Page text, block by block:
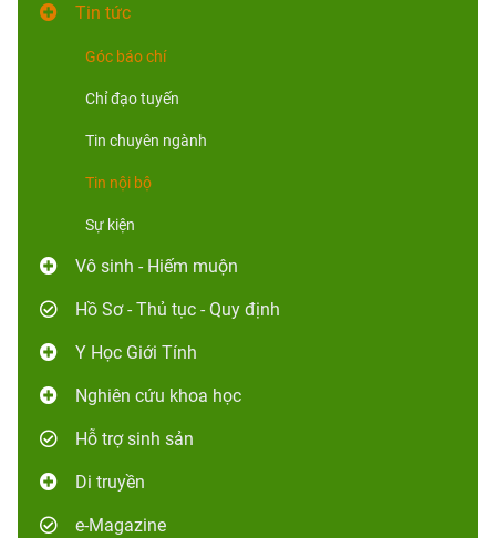
Tin tức
Góc báo chí
Chỉ đạo tuyến
Tin chuyên ngành
Tin nội bộ
Sự kiện
Vô sinh - Hiếm muộn
Hồ Sơ - Thủ tục - Quy định
Y Học Giới Tính
Nghiên cứu khoa học
Hỗ trợ sinh sản
Di truyền
e-Magazine